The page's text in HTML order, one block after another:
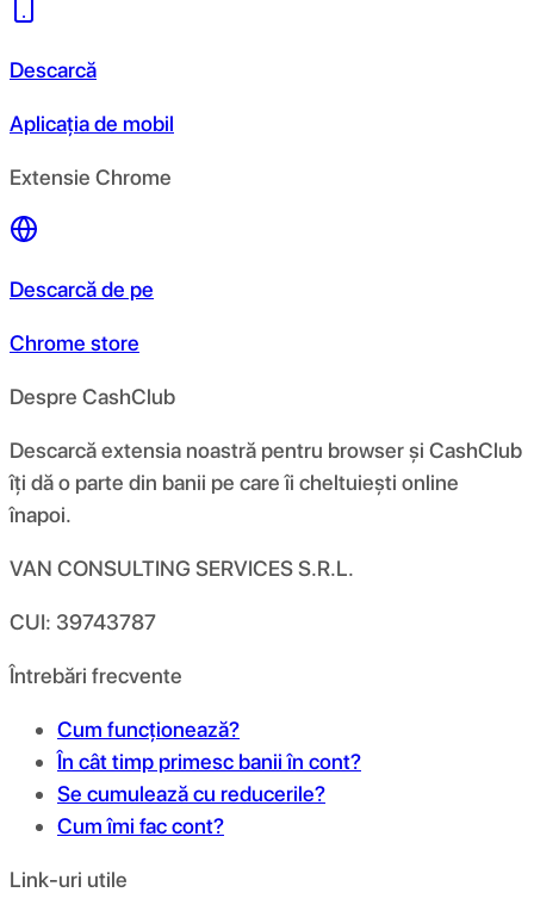
Descarcă
Aplicația de mobil
Extensie Chrome
Descarcă de pe
Chrome store
Despre CashClub
Descarcă extensia noastră pentru browser și CashClub
îți dă o parte din banii pe care îi cheltuiești online
înapoi.
VAN CONSULTING SERVICES S.R.L.
CUI: 39743787
Întrebări frecvente
Cum funcționează?
În cât timp primesc banii în cont?
Se cumulează cu reducerile?
Cum îmi fac cont?
Link-uri utile